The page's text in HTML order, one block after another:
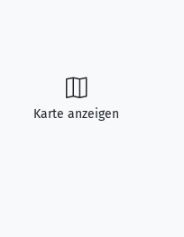
Karte anzeigen